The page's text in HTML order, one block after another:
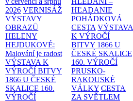
2026 VERNISÁŽ
VÝSTAVY
OBRAZŮ
HELENY
HEJDUKOVÉ:
Malování je radost
VÝSTAVA K
VÝROČÍ BITVY
1866 U ČESKÉ
SKALICE 160.
VÝROČÍ
HĽADANIE
POHÁDKOVÁ
CESTA VÝSTAVA
K VÝROČÍ
BITVY 1866 U
ČESKÉ SKALICE
160. VÝROČÍ
PRUSKO-
RAKOUSKÉ
VÁLKY CESTA
ZA SVĚTLEM